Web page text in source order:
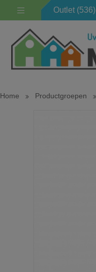
Outlet (536)
Home Productgroepen